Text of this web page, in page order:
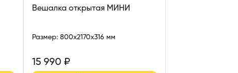
Вешалка открытая МИНИ
Размер: 800x2170x316 мм
15 990 ₽